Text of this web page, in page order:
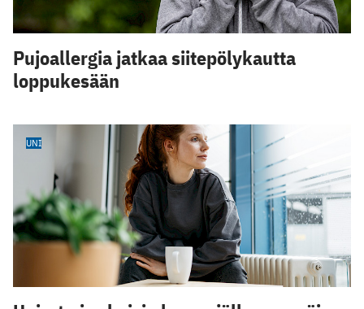
Pujoallergia jatkaa siitepölykautta
loppukesään
UNI